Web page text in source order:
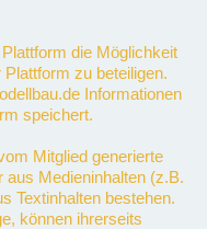
die Möglichkeit
zu beteiligen.
Informationen
speichert.
Mitglied generierte
aus Medieninhalten (z.B.
Textinhalten bestehen.
können ihrerseits